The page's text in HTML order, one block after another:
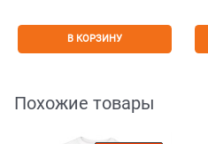
В КОРЗИНУ
Похожие товары